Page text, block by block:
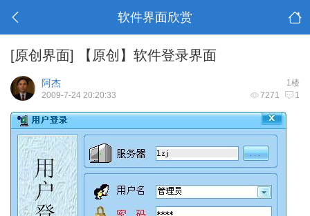
软件界面欣赏
[原创界面] 【原创】软件登录界面
1楼
阿杰
7271 1
2009-7-24 20:20:33